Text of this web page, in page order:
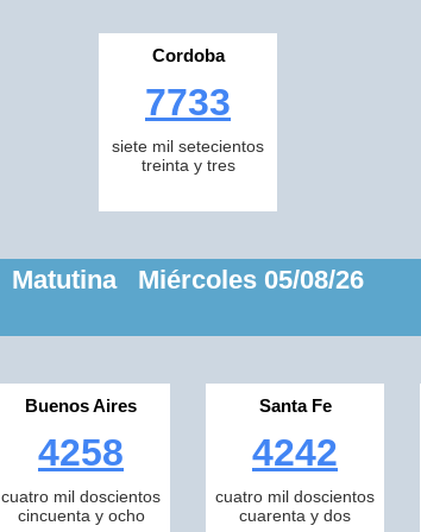
Cordoba
7733
siete mil setecientos
treinta y tres
Matutina Miércoles 05/08/26
Buenos Aires
4258
cuatro mil doscientos
cincuenta y ocho
Santa Fe
4242
cuatro mil doscientos
cuarenta y dos